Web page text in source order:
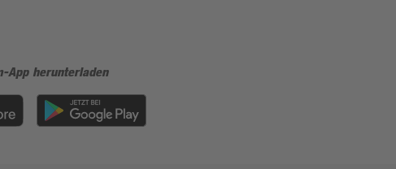
App herunterladen